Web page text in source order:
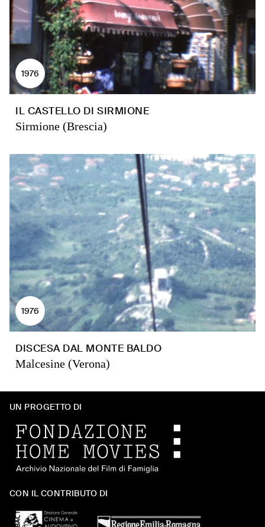
1976
IL CASTELLO DI SIRMIONE
Sirmione (Brescia)
1976
DISCESA DAL MONTE BALDO
Malcesine (Verona)
UN PROGETTO DI
CON IL CONTRIBUTO DI